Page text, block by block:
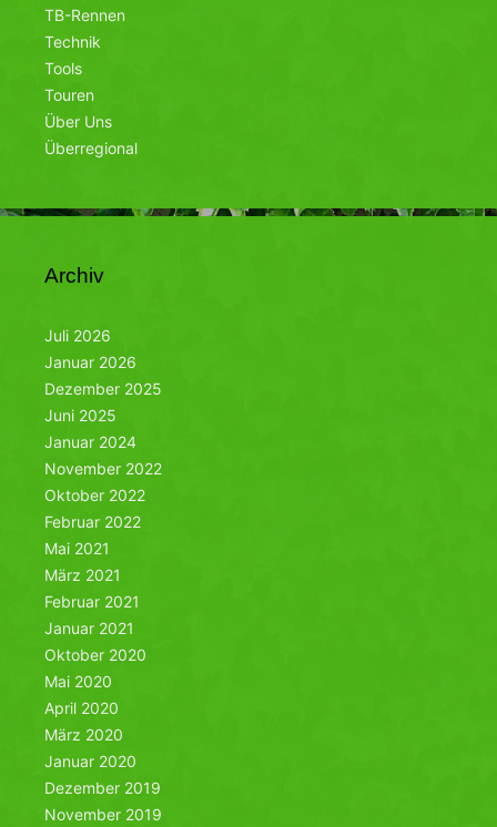
TB-Rennen
Technik
Tools
Touren
Über Uns
Überregional
Archiv
Juli 2026
Januar 2026
Dezember 2025
Juni 2025
Januar 2024
November 2022
Oktober 2022
Februar 2022
Mai 2021
März 2021
Februar 2021
Januar 2021
Oktober 2020
Mai 2020
April 2020
März 2020
Januar 2020
Dezember 2019
November 2019